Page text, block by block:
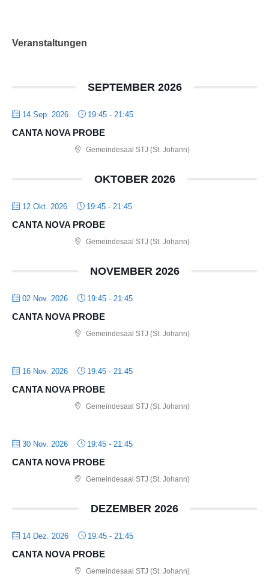
Veranstaltungen
SEPTEMBER 2026
14 Sep. 2026 19:45 - 21:45
CANTA NOVA PROBE
Gemeindesaal STJ (St. Johann)
OKTOBER 2026
12 Okt. 2026 19:45 - 21:45
CANTA NOVA PROBE
Gemeindesaal STJ (St. Johann)
NOVEMBER 2026
02 Nov. 2026 19:45 - 21:45
CANTA NOVA PROBE
Gemeindesaal STJ (St. Johann)
16 Nov. 2026 19:45 - 21:45
CANTA NOVA PROBE
Gemeindesaal STJ (St. Johann)
30 Nov. 2026 19:45 - 21:45
CANTA NOVA PROBE
Gemeindesaal STJ (St. Johann)
DEZEMBER 2026
14 Dez. 2026 19:45 - 21:45
CANTA NOVA PROBE
Gemeindesaal STJ (St. Johann)